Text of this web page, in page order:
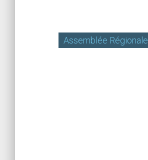
Assemblée Régionale